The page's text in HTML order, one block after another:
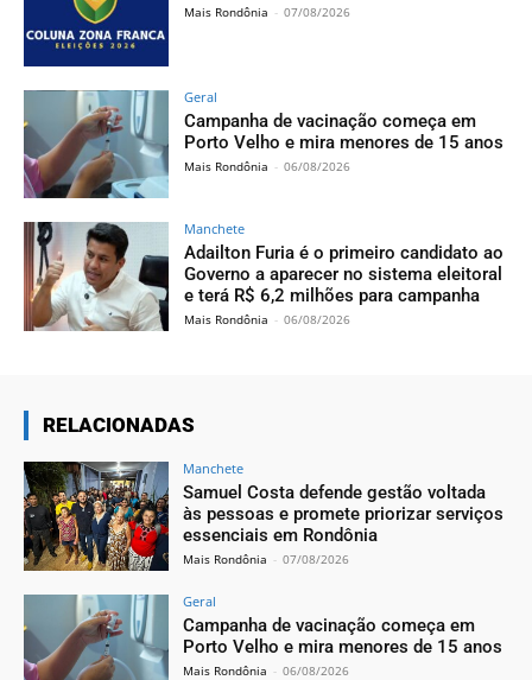
Mais Rondônia - 07/08/2026
Geral
Campanha de vacinação começa em
Porto Velho e mira menores de 15 anos
Mais Rondônia - 06/08/2026
Manchete
Adailton Furia é o primeiro candidato ao
Governo a aparecer no sistema eleitoral
e terá R$ 6,2 milhões para campanha
Mais Rondônia - 06/08/2026
RELACIONADAS
Manchete
Samuel Costa defende gestão voltada
às pessoas e promete priorizar serviços
essenciais em Rondônia
Mais Rondônia - 07/08/2026
Geral
Campanha de vacinação começa em
Porto Velho e mira menores de 15 anos
Mais Rondônia - 06/08/2026